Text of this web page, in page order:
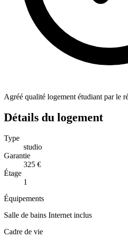
Agréé qualité logement étudiant par le
Détails du logement
Type
studio
Garantie
325 €
Étage
1
Équipements
Salle de bains Internet inclus
Cadre de vie